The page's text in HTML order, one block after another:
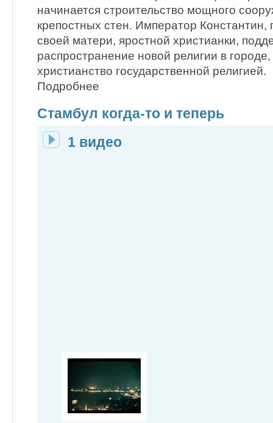
начинается строительство мощного
крепостных стен. Император Константин,
своей матери, яростной христианки,
распространение новой религии в
христианство государственной религией.
Подробнее
Стамбул когда-то и теперь
1 видео